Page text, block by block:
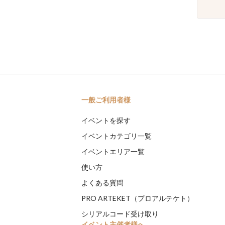
一般ご利用者様
イベントを探す
イベントカテゴリ一覧
イベントエリア一覧
使い方
よくある質問
PRO ARTEKET（プロアルテケト）
シリアルコード受け取り